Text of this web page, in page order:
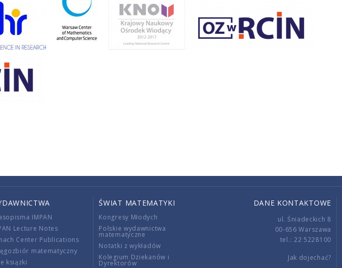
IMPAN
Lecture Notes
Center Publications
matematyczny
książki
ŚWIAT MATEMATYKI
Kongresy Młodych
Polskie wydawnictwa
matematyczne
Notatki z wykładów
Kolegium Dziekanów i
Dyrektorów
DANE KONTAKTOWE
ul. Śniadeckich 8
00-656 Warszawa
tel.: 22 5228100
Jak dojechać?